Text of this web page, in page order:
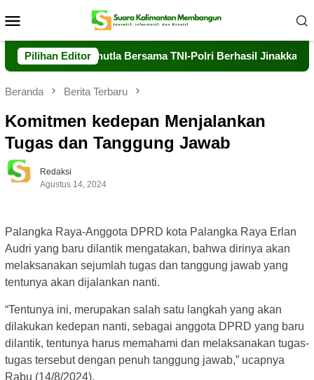
ke
Mobile
Pilihan Editor
Air, Dalkarhutla Bersama TNI-Polri Berhasil Jinakkan Api di
Beranda Berita Terbaru
Komitmen kedepan Menjalankan
Tugas dan Tanggung Jawab
Redaksi
Agustus 14, 2024
Palangka Raya-Anggota DPRD kota Palangka Raya Erlan
Audri yang baru dilantik mengatakan, bahwa dirinya akan
melaksanakan sejumlah tugas dan tanggung jawab yang
tentunya akan dijalankan nanti.
“Tentunya ini, merupakan salah satu langkah yang akan
dilakukan kedepan nanti, sebagai anggota DPRD yang baru
dilantik, tentunya harus memahami dan melaksanakan tugas-
tugas tersebut dengan penuh tanggung jawab,” ucapnya
Rabu (14/8/2024).